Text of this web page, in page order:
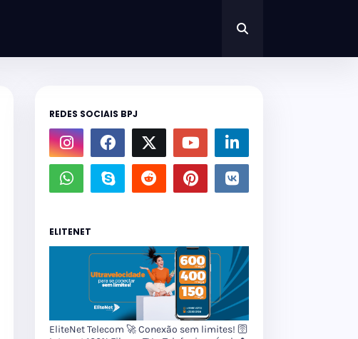
REDES SOCIAIS BPJ
ELITENET
EliteNet Telecom 🚀 Conexão sem limites! 🛜